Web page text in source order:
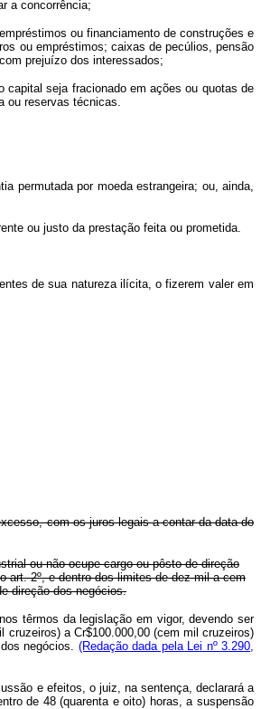
a concorrência;
ou financiamento de construções e
ou empréstimos; caixas de pecúlios, pensão
prejuízo dos interessados;
seja fracionado em ações ou quotas de
ou reservas técnicas.
permutada por moeda estrangeira; ou, ainda,
ou justo da prestação feita ou prometida.
de sua natureza ilícita, o fizerem valer em
com os juros legais a contar da data do
ou não ocupe cargo ou pôsto de direção
art. 2º, e dentro dos limites de dez mil a cem
direção dos negócios.
têrmos da legislação em vigor, devendo ser
cruzeiros) a Cr$100.000,00 (cem mil cruzeiros)
negócios. (Redação dada pela Lei nº 3.290,
e efeitos, o juiz, na sentença, declarará a
de 48 (quarenta e oito) horas, a suspensão